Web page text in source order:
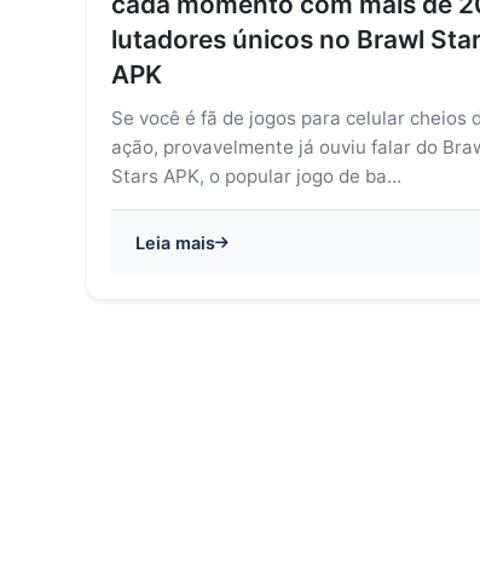
lutadores únicos no Brawl
APK
Se você é fã de jogos para celular cheios
ação, provavelmente já ouviu falar do
Stars APK, o popular jogo de ba...
Leia mais